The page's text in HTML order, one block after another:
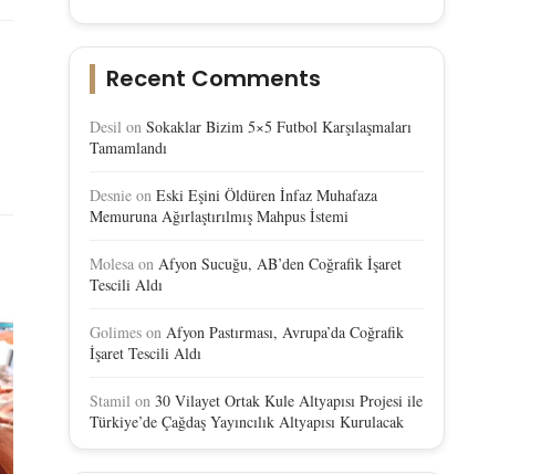
Recent Comments
Desil on Sokaklar Bizim 5×5 Futbol Karşılaşmaları
Tamamlandı
Desnie on Eski Eşini Öldüren İnfaz Muhafaza
Memuruna Ağırlaştırılmış Mahpus İstemi
Molesa on Afyon Sucuğu, AB’den Coğrafik İşaret
Tescili Aldı
Golimes on Afyon Pastırması, Avrupa’da Coğrafik
İşaret Tescili Aldı
Stamil on 30 Vilayet Ortak Kule Altyapısı Projesi ile
Türkiye’de Çağdaş Yayıncılık Altyapısı Kurulacak